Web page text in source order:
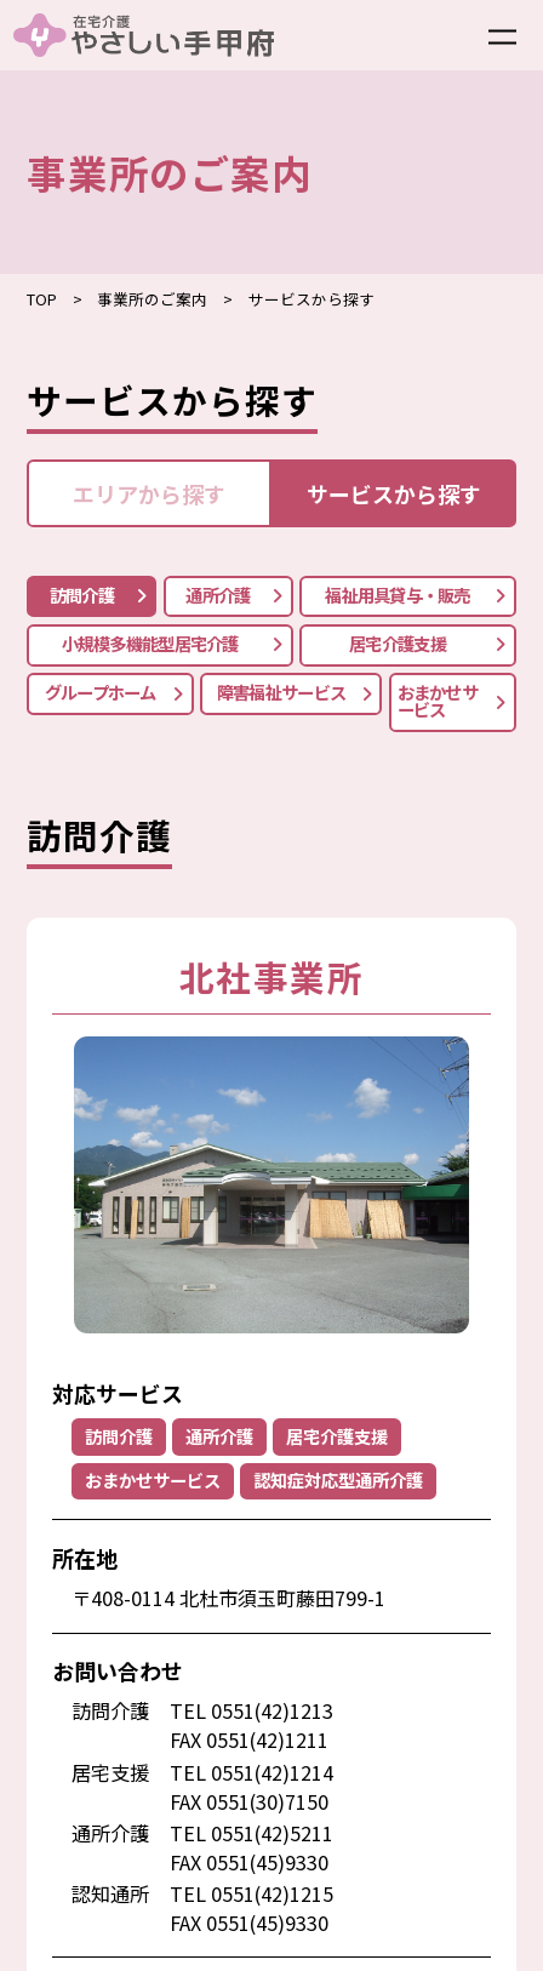
事業所のご案内
TOP 事業所のご案内 サービスから探す
サービスから探す
エリアから探す サービスから探す
訪問介護 通所介護
福祉用具貸与・販売
小規模多機能型居宅介護
居宅介護支援
グループホーム
障害福祉サービス おまかせサ
ービス
訪問介護
北社事業所
対応サービス
訪問介護 通所介護
居宅介護支援
おまかせサービス
認知症対応型通所介護
所在地
〒408-0114 北杜市須玉町藤田799-1
お問い合わせ
訪問介護
TEL 0551(42)1213
FAX 0551(42)1211
居宅支援
TEL 0551(42)1214
FAX 0551(30)7150
通所介護
TEL 0551(42)5211
FAX 0551(45)9330
認知通所
TEL 0551(42)1215
FAX 0551(45)9330